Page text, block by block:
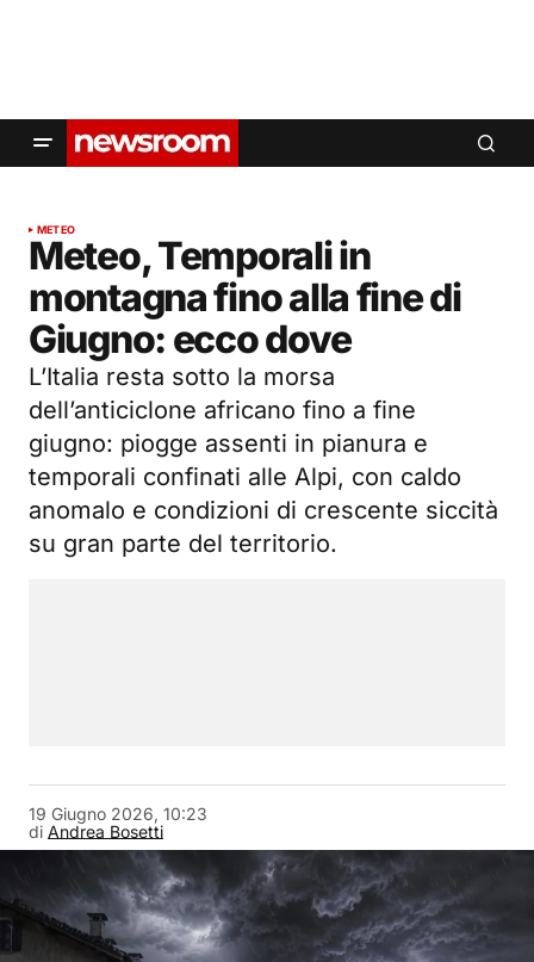
METEO
Meteo, Temporali in
montagna fino alla fine di
Giugno: ecco dove
L’Italia resta sotto la morsa
dell’anticiclone africano fino a fine
giugno: piogge assenti in pianura e
temporali confinati alle Alpi, con caldo
anomalo e condizioni di crescente siccità
su gran parte del territorio.
di Andrea Bosetti
19 Giugno 2026, 10:23